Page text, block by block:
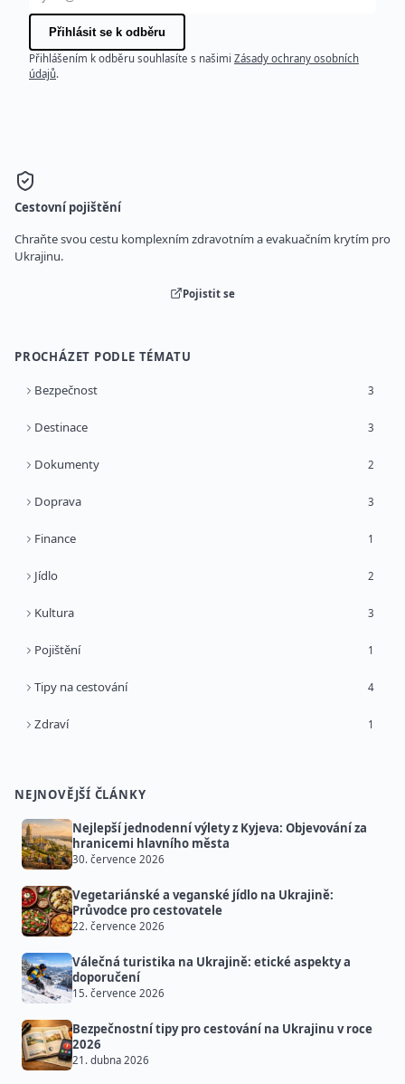
Přihlásit se k odběru
Přihlášením k odběru souhlasíte s našimi Zásady ochrany osobních
údajů.
Cestovní pojištění
Chraňte svou cestu komplexním zdravotním a evakuačním krytím pro
Ukrajinu.
Pojistit se
PROCHÁZET PODLE TÉMATU
Bezpečnost 3
Destinace 3
Dokumenty 2
Doprava 3
Finance 1
Jídlo 2
Kultura 3
Pojištění 1
Tipy na cestování 4
Zdraví 1
NEJNOVĚJŠÍ ČLÁNKY
Nejlepší jednodenní výlety z Kyjeva: Objevování za
hranicemi hlavního města
30. července 2026
Vegetariánské a veganské jídlo na Ukrajině:
Průvodce pro cestovatele
22. července 2026
Válečná turistika na Ukrajině: etické aspekty a
doporučení
15. července 2026
Bezpečnostní tipy pro cestování na Ukrajinu v roce
2026
21. dubna 2026